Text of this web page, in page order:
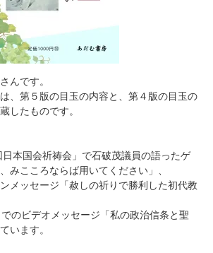
んです。
、第５版の目玉の内容と、第４版の目玉の
したものです。
本国会祈祷会」で石破茂議員の語ったゲ
みこころならば用いてください」、
メッセージ「赦しの祈りで勝利した初代教
のビデオメッセージ「私の政治信条と聖
います。